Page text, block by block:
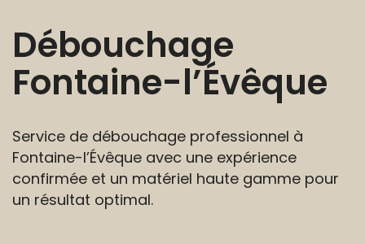
Débouchage
Fontaine-l’Évêque
Service de débouchage professionnel à
Fontaine-l’Évêque avec une expérience
confirmée et un matériel haute gamme pour
un résultat optimal.